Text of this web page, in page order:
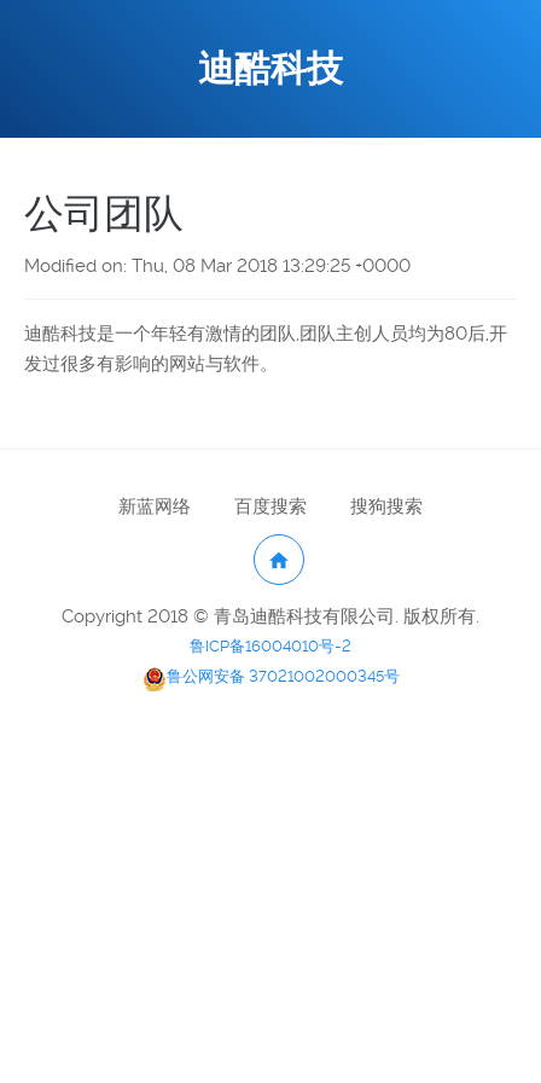
迪酷科技
公司团队
Modified on: Thu, 08 Mar 2018 13:29:25 +0000
迪酷科技是一个年轻有激情的团队,团队主创人员均为80后,开
发过很多有影响的网站与软件。
新蓝网络 百度搜索 搜狗搜索
Copyright 2018 © 青岛迪酷科技有限公司. 版权所有.
鲁ICP备16004010号-2
鲁公网安备 37021002000345号